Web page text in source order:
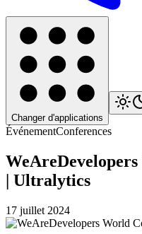
Changer d'applications
ÉvénementConferences
| Ultralytics
17 juillet 2024